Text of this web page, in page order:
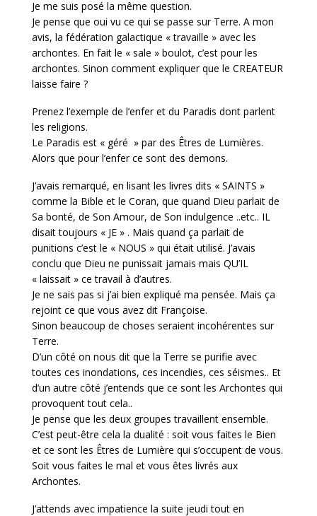
Je me suis posé la même question.
Je pense que oui vu ce qui se passe sur Terre. A mon
avis, la fédération galactique « travaille » avec les
archontes. En fait le « sale » boulot, c’est pour les
archontes. Sinon comment expliquer que le CREATEUR
laisse faire ?
Prenez l’exemple de l’enfer et du Paradis dont parlent
les religions.
Le Paradis est « géré » par des Êtres de Lumières.
Alors que pour l’enfer ce sont des demons.
J’avais remarqué, en lisant les livres dits « SAINTS »
comme la Bible et le Coran, que quand Dieu parlait de
Sa bonté, de Son Amour, de Son indulgence ..etc.. IL
disait toujours « JE » . Mais quand ça parlait de
punitions c’est le « NOUS » qui était utilisé. J’avais
conclu que Dieu ne punissait jamais mais QU’IL
« laissait » ce travail à d’autres.
Je ne sais pas si j’ai bien expliqué ma pensée. Mais ça
rejoint ce que vous avez dit Françoise.
Sinon beaucoup de choses seraient incohérentes sur
Terre.
D’un côté on nous dit que la Terre se purifie avec
toutes ces inondations, ces incendies, ces séismes.. Et
d’un autre côté j’entends que ce sont les Archontes qui
provoquent tout cela..
Je pense que les deux groupes travaillent ensemble.
C’est peut-être cela la dualité : soit vous faites le Bien
et ce sont les Êtres de Lumière qui s’occupent de vous.
Soit vous faites le mal et vous êtes livrés aux
Archontes.
J’attends avec impatience la suite jeudi tout en